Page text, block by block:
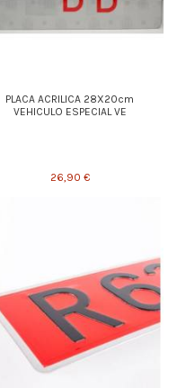
PLACA ACRILICA 28X20cm
VEHICULO ESPECIAL VE
26,90 €